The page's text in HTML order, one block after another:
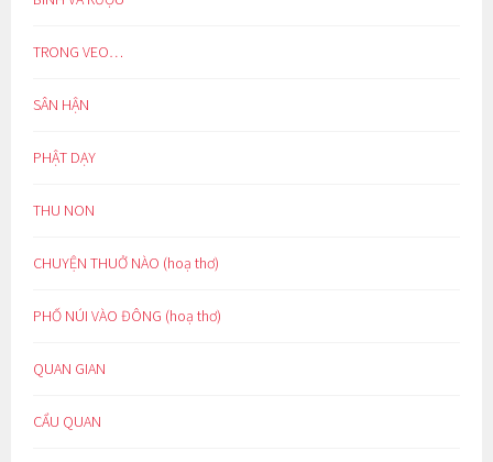
TRONG VEO…
SÂN HẬN
PHẬT DẠY
THU NON
CHUYỆN THUỞ NÀO (hoạ thơ)
PHỐ NÚI VÀO ĐÔNG (hoạ thơ)
QUAN GIAN
CẨU QUAN